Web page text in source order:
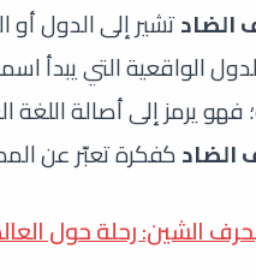
الضادتشير إلى الدول أو
الواقعية التي يبدأ
فهو يرمز إلى أصالة
الضادكفكرة تعبّر عن
الشين: رحلة حول